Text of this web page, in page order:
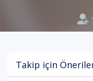
Takip için